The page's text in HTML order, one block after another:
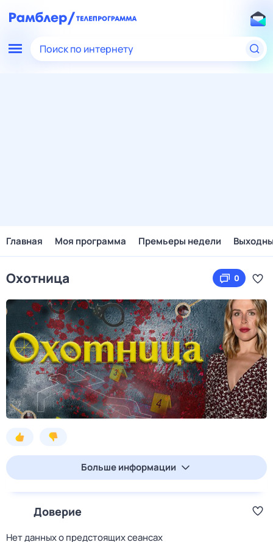
Поиск по интернету
Главная Моя программа Премьеры недели
Охотница 0
Больше информации
Доверие
Нет данных о предстоящих сеансах